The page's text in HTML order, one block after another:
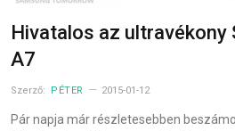
Hivatalos az ultravékony
A7
Szerző: PÉTER 2015-01-12
Pár napja már részletesebben